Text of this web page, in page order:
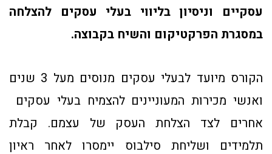
עסקיים וניסיון בליווי בעלי עסקים להצלחה
במסגרת הפרקטיקום והשיח בקבוצה.
הקורס מיועד לבעלי עסקים מנוסים מעל 3 שנים
ואנשי מכירות המעוניינים להצמיח בעלי עסקים
אחרים לצד הצלחת העסק של עצמם. קבלת
תלמידים ושליחת סילבוס יימסרו לאחר ראיון